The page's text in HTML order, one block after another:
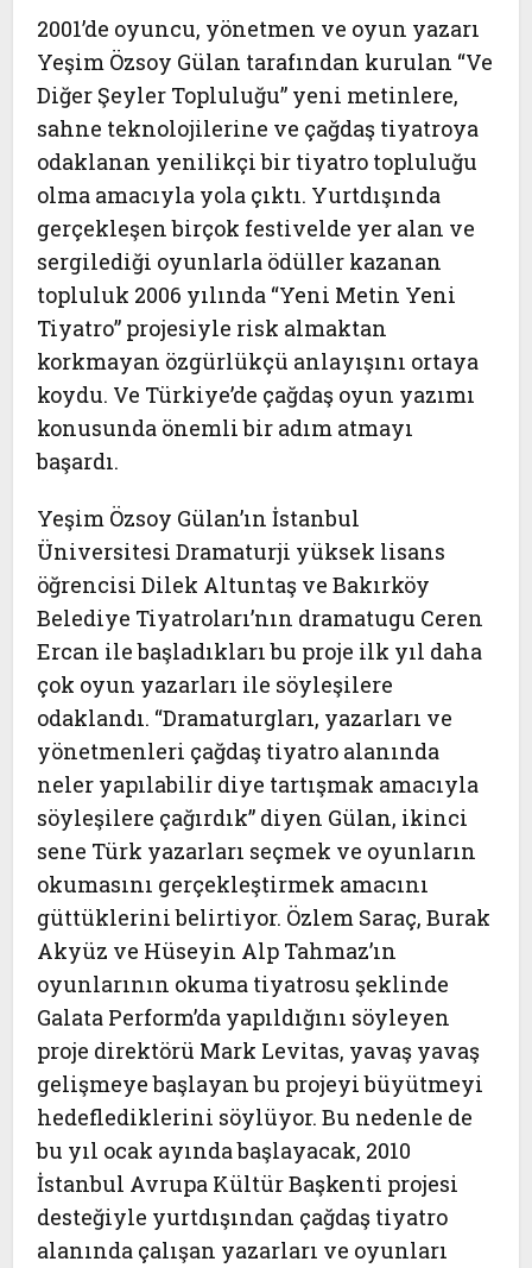
2001’de oyuncu, yönetmen ve oyun yazarı
Yeşim Özsoy Gülan tarafından kurulan “Ve
Diğer Şeyler Topluluğu” yeni metinlere,
sahne teknolojilerine ve çağdaş tiyatroya
odaklanan yenilikçi bir tiyatro topluluğu
olma amacıyla yola çıktı. Yurtdışında
gerçekleşen birçok festivelde yer alan ve
sergilediği oyunlarla ödüller kazanan
topluluk 2006 yılında “Yeni Metin Yeni
Tiyatro” projesiyle risk almaktan
korkmayan özgürlükçü anlayışını ortaya
koydu. Ve Türkiye’de çağdaş oyun yazımı
konusunda önemli bir adım atmayı
başardı.
Yeşim Özsoy Gülan’ın İstanbul
Üniversitesi Dramaturji yüksek lisans
öğrencisi Dilek Altuntaş ve Bakırköy
Belediye Tiyatroları’nın dramatugu Ceren
Ercan ile başladıkları bu proje ilk yıl daha
çok oyun yazarları ile söyleşilere
odaklandı. “Dramaturgları, yazarları ve
yönetmenleri çağdaş tiyatro alanında
neler yapılabilir diye tartışmak amacıyla
söyleşilere çağırdık” diyen Gülan, ikinci
sene Türk yazarları seçmek ve oyunların
okumasını gerçekleştirmek amacını
güttüklerini belirtiyor. Özlem Saraç, Burak
Akyüz ve Hüseyin Alp Tahmaz’ın
oyunlarının okuma tiyatrosu şeklinde
Galata Perform’da yapıldığını söyleyen
proje direktörü Mark Levitas, yavaş yavaş
gelişmeye başlayan bu projeyi büyütmeyi
hedeflediklerini söylüyor. Bu nedenle de
bu yıl ocak ayında başlayacak, 2010
İstanbul Avrupa Kültür Başkenti projesi
desteğiyle yurtdışından çağdaş tiyatro
alanında çalışan yazarları ve oyunları